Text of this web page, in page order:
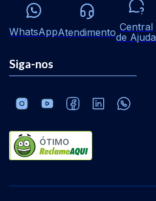
WhatsAppAtendimento Central
de Ajuda
Siga-nos
ÓTIMO